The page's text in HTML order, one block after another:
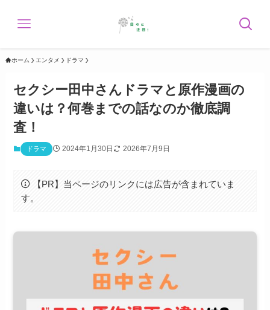
ホーム エンタメ ドラマ
セクシー田中さんドラマと原作漫画の
違いは？何巻までの話なのか徹底調
査！
ドラマ 2024年1月30日 2026年7月9日
【PR】当ページのリンクには広告が含まれていま
す。